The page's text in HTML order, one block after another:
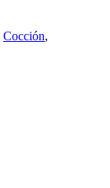
Cocción,